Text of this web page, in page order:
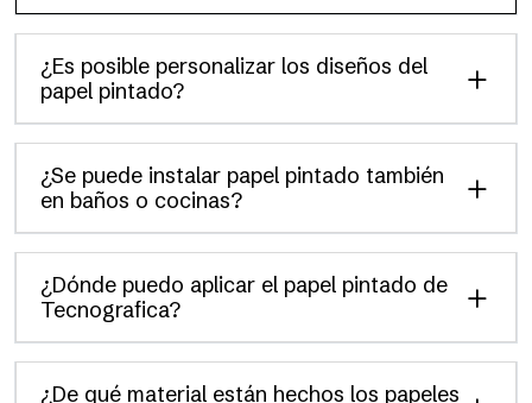
¿Es posible personalizar los diseños del
papel pintado?
¿Se puede instalar papel pintado también
en baños o cocinas?
¿Dónde puedo aplicar el papel pintado de
Tecnografica?
¿De qué material están hechos los papeles